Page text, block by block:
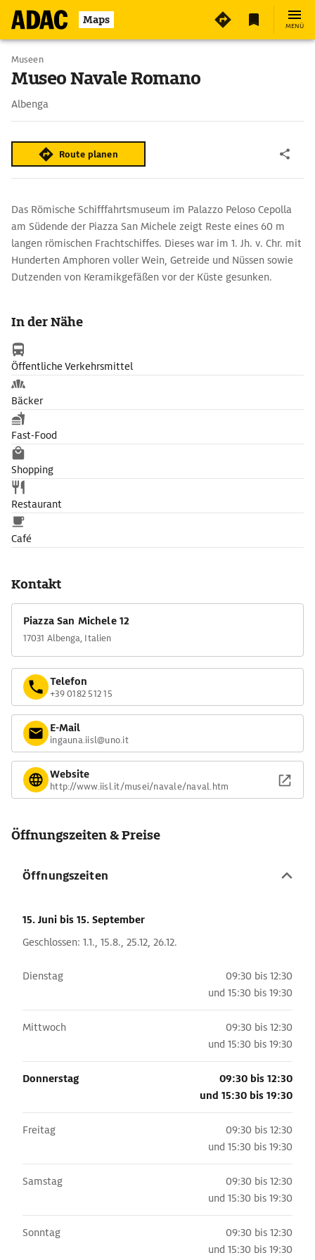
Maps MENÜ
Museen
Museo Navale Romano
Albenga
Route planen
Das Römische Schifffahrtsmuseum im Palazzo Peloso Cepolla
am Südende der Piazza San Michele zeigt Reste eines 60 m
langen römischen Frachtschiffes. Dieses war im 1. Jh. v. Chr. mit
Hunderten Amphoren voller Wein, Getreide und Nüssen sowie
Dutzenden von Keramikgefäßen vor der Küste gesunken.
In der Nähe
Öffentliche Verkehrsmittel
Bäcker
Fast-Food
Shopping
Restaurant
Café
Kontakt
Piazza San Michele 12
17031 Albenga, Italien
Telefon
+39 0182 512 15
E-Mail
ingauna.iisl@uno.it
Website
http://www.iisl.it/musei/navale/naval.htm
Öffnungszeiten & Preise
Öffnungszeiten
15. Juni bis 15. September
Geschlossen: 1.1., 15.8., 25.12, 26.12.
Dienstag
09:30 bis 12:30
und 15:30 bis 19:30
Mittwoch
09:30 bis 12:30
und 15:30 bis 19:30
Donnerstag
09:30 bis 12:30
und 15:30 bis 19:30
Freitag
09:30 bis 12:30
und 15:30 bis 19:30
Samstag
09:30 bis 12:30
und 15:30 bis 19:30
Sonntag
09:30 bis 12:30
und 15:30 bis 19:30